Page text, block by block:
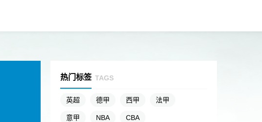
热门标签 TAGS
英超 德甲 西甲 法甲
意甲 NBA CBA